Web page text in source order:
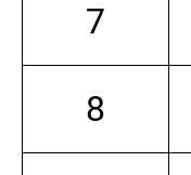
7
8